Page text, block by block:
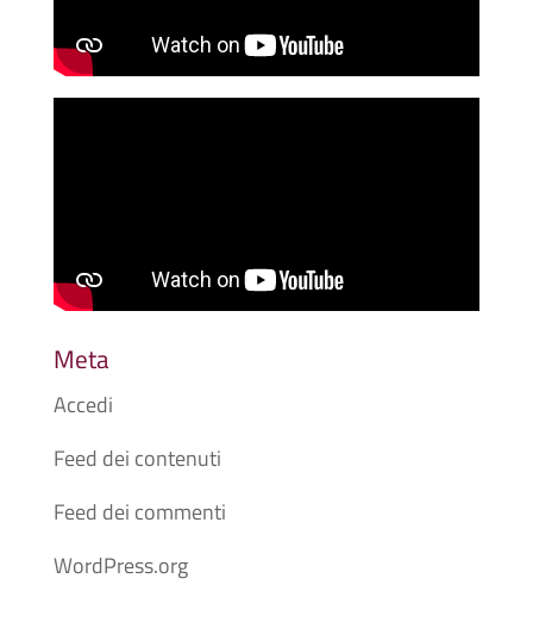
Meta
Accedi
Feed dei contenuti
Feed dei commenti
WordPress.org